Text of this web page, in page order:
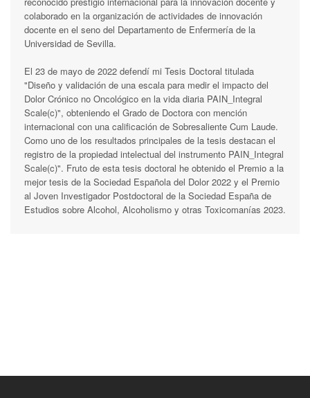
colaborado en la organización de actividades de innovación
docente en el seno del Departamento de Enfermería de la
Universidad de Sevilla.
El 23 de mayo de 2022 defendí mi Tesis Doctoral titulada
"Diseño y validación de una escala para medir el impacto del
Dolor Crónico no Oncológico en la vida diaria PAIN_Integral
Scale(c)", obteniendo el Grado de Doctora con mención
internacional con una calificación de Sobresaliente Cum Laude.
Como uno de los resultados principales de la tesis destacan el
registro de la propiedad intelectual del instrumento PAIN_Integral
Scale(c)". Fruto de esta tesis doctoral he obtenido el Premio a la
mejor tesis de la Sociedad Española del Dolor 2022 y el Premio
al Joven Investigador Postdoctoral de la Sociedad España de
Estudios sobre Alcohol, Alcoholismo y otras Toxicomanías 2023.